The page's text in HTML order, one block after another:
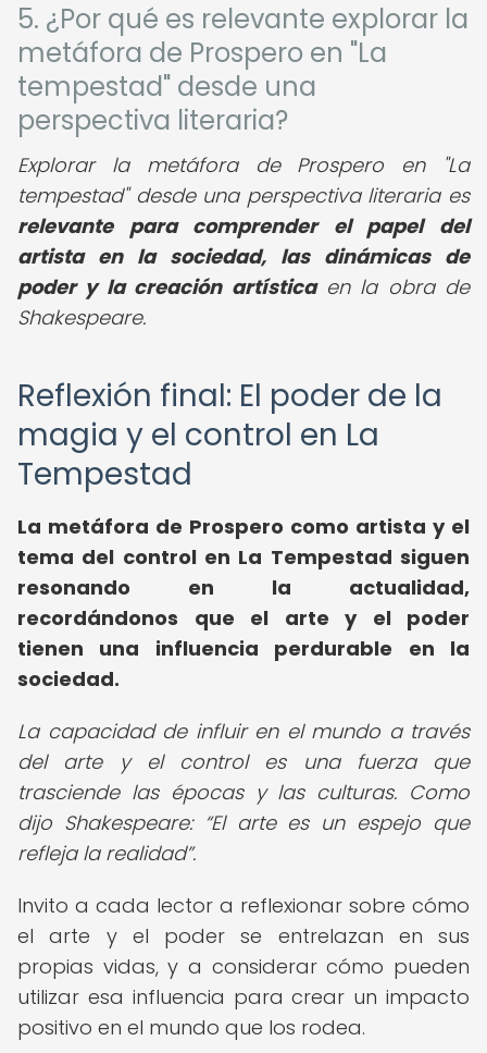
5. ¿Por qué es relevante explorar la
metáfora de Prospero en "La
tempestad" desde una
perspectiva literaria?
Explorar la metáfora de Prospero en "La
tempestad" desde una perspectiva literaria es
relevante para comprender el papel del
artista en la sociedad, las dinámicas de
poder y la creación artísticaen la obra de
Shakespeare.
Reflexión final: El poder de la
magia y el control en La
Tempestad
La metáfora de Prospero como artista y el
tema del control en La Tempestad siguen
resonando en la actualidad,
recordándonos que el arte y el poder
tienen una influencia perdurable en la
sociedad.
La capacidad de influir en el mundo a través
del arte y el control es una fuerza que
trasciende las épocas y las culturas. Como
dijo Shakespeare: El arte es un espejo que
refleja la realidad .
Invito a cada lector a reflexionar sobre cómo
el arte y el poder se entrelazan en sus
propias vidas, y a considerar cómo pueden
utilizar esa influencia para crear un impacto
positivo en el mundo que los rodea.